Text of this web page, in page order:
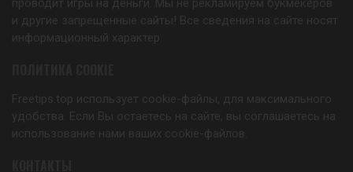
проводит игры на деньги. Мы не рекламируем букмекеров
и другие запрещенные сайты! Все сведения на сайте носят
информационный характер.
Freetips.top использует cookie-файлы, для максимального
удобства. Если Вы остаетесь на сайте, вы соглашаетесь на
использование нами ваших cookie-файлов.